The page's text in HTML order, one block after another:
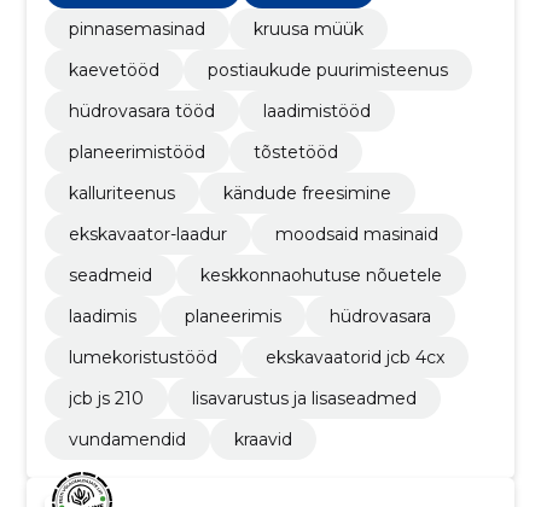
pinnasemasinad
kruusa müük
kaevetööd
postiaukude puurimisteenus
hüdrovasara tööd
laadimistööd
planeerimistööd
tõstetööd
kalluriteenus
kändude freesimine
ekskavaator-laadur
moodsaid masinaid
seadmeid
keskkonnaohutuse nõuetele
laadimis
planeerimis
hüdrovasara
lumekoristustööd
ekskavaatorid jcb 4cx
jcb js 210
lisavarustus ja lisaseadmed
vundamendid
kraavid